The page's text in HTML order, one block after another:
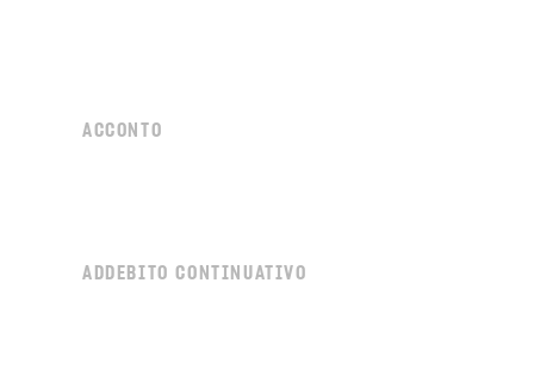
ACCONTO
ADDEBITO CONTINUATIVO